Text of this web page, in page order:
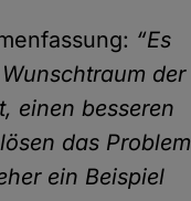
“Es
der
einen besseren
das Problem
ein Beispiel